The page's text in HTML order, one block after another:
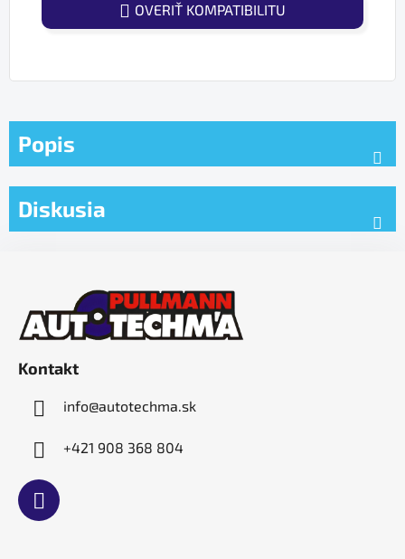
OVERIŤ KOMPATIBILITU
Popis
Diskusia
Kontakt
info@autotechma.sk
+421 908 368 804